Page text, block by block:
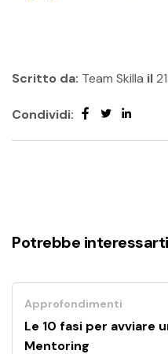
Scritto da: Team Skilla il
Condividi:
Potrebbe
Approfondimenti
Le 10 fasi per avviare
Mentoring